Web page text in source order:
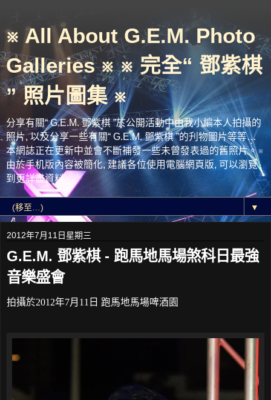
※ All About G.E.M. Photo
Galleries ※ ※ 完全“ 鄧紫棋
” 照片圖集 ※
分享有關“ G.E.M. 鄧紫棋 ”於公開活動中由我小編本人拍攝的
照片, 以及分享一些有關“ G.E.M. 鄧紫棋 ”的刋物圖片等等…
本網誌正在更新中並會不斷補發一些未曾發表過的舊照片。※
由於手机版內容被簡化, 建議各位使用電腦網頁版, 可以瀏覽
到更詳盡資料。
▼
2012年7月11日星期三
G.E.M. 鄧紫棋 - 跑馬地馬場煞科日最強
音樂盛會
拍攝於2012年7月11日 跑馬地馬場啤酒園